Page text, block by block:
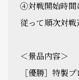
④対戦開始時間
従って順次対戦
＜景品内容＞
［優勝］特製